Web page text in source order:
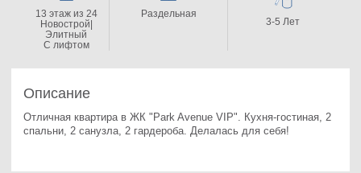
Описание
Отличная квартира в ЖК "Park Avenue VIP". Кухня-гостиная, 2
спальни, 2 санузла, 2 гардероба. Делалась для себя!
13 этаж из 24
Новострой|
Элитный
С лифтом
Раздельная
3-5 Лет